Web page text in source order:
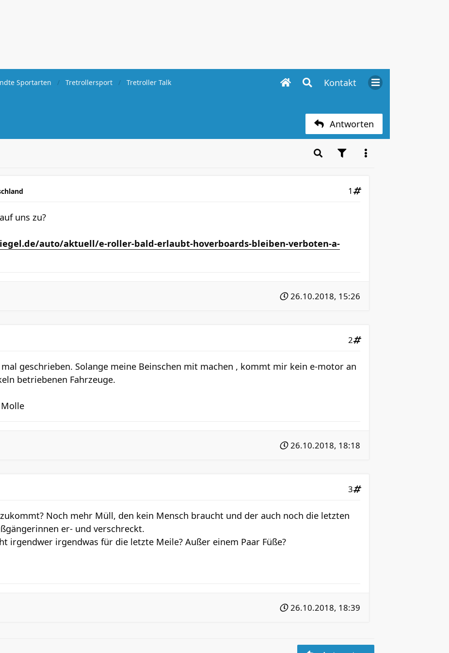
Kontakt
Sportarten Tretrollersport Tretroller Talk
Antworten
1
uns zu?
auto/aktuell/e-roller-bald-erlaubt-hoverboards-bleiben-verboten-a-
26.10.2018, 15:26
2
geschrieben. Solange meine Beinschen mit machen , kommt mir kein e-motor an
betriebenen Fahrzeuge.
Molle
26.10.2018, 18:18
3
Noch mehr Müll, den kein Mensch braucht und der auch noch die letzten
er- und verschreckt.
irgendwer irgendwas für die letzte Meile? Außer einem Paar Füße?
26.10.2018, 18:39